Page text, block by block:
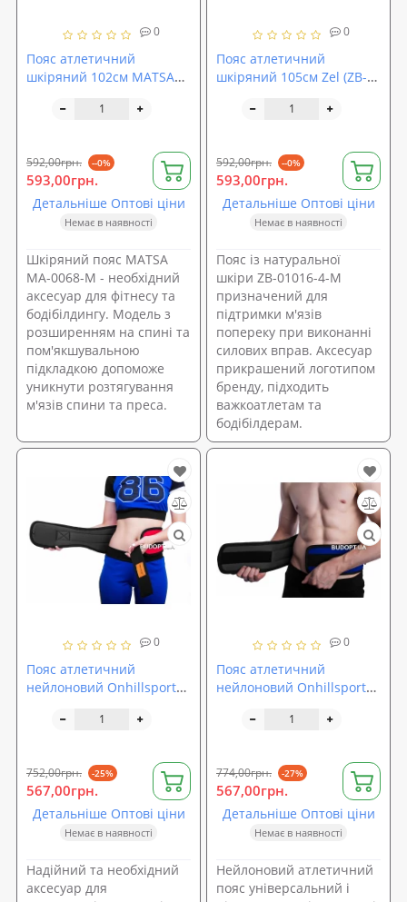
0
Пояс атлетичний
шкіряний 102см MATSA
592,00грн. --0%
593,00грн.
Детальніше Оптові ціни
Немає в наявності
Шкіряний пояс MATSA
MA-0068-M - необхідний
аксесуар для фітнесу та
бодібілдингу. Модель з
розширенням на спині та
пом'якшувальною
підкладкою допоможе
уникнути розтягування
м'язів спини та преса.
0
Пояс атлетичний
шкіряний 105см Zel (ZB-
592,00грн. --0%
593,00грн.
Детальніше Оптові ціни
Немає в наявності
Пояс із натуральної
шкіри ZB-01016-4-M
призначений для
підтримки м'язів
попереку при виконанні
силових вправ. Аксесуар
прикрашений логотипом
бренду, підходить
важкоатлетам та
бодібілдерам.
0
Пояс атлетичний
нейлоновий Onhillsport
752,00грн. -25%
567,00грн.
Детальніше Оптові ціни
Немає в наявності
Надійний та необхідний
аксесуар для
0
Пояс атлетичний
нейлоновий Onhillsport
774,00грн. -27%
567,00грн.
Детальніше Оптові ціни
Немає в наявності
Нейлоновий атлетичний
пояс універсальний і